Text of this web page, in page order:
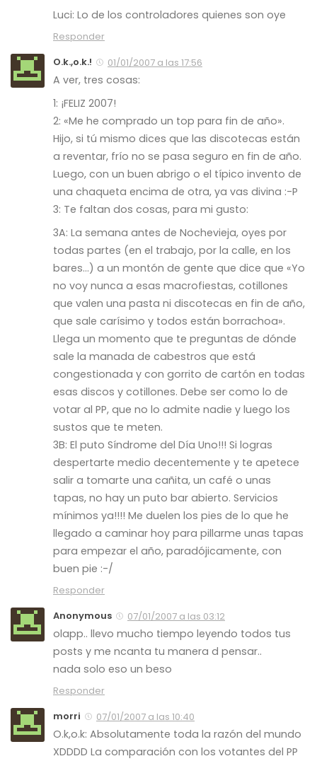
Luci: Lo de los controladores quienes son oye
Responder
O.k.,o.k.!
01/01/2007 a las 17:56
A ver, tres cosas:
1: ¡FELIZ 2007!
2: «Me he comprado un top para fin de año».
Hijo, si tú mismo dices que las discotecas están
a reventar, frío no se pasa seguro en fin de año.
Luego, con un buen abrigo o el típico invento de
una chaqueta encima de otra, ya vas divina :-P
3: Te faltan dos cosas, para mi gusto:
3A: La semana antes de Nochevieja, oyes por
todas partes (en el trabajo, por la calle, en los
bares…) a un montón de gente que dice que «Yo
no voy nunca a esas macrofiestas, cotillones
que valen una pasta ni discotecas en fin de año,
que sale carísimo y todos están borrachoa».
Llega un momento que te preguntas de dónde
sale la manada de cabestros que está
congestionada y con gorrito de cartón en todas
esas discos y cotillones. Debe ser como lo de
votar al PP, que no lo admite nadie y luego los
sustos que te meten.
3B: El puto Síndrome del Día Uno!!! Si logras
despertarte medio decentemente y te apetece
salir a tomarte una cañita, un café o unas
tapas, no hay un puto bar abierto. Servicios
mínimos ya!!!! Me duelen los pies de lo que he
llegado a caminar hoy para pillarme unas tapas
para empezar el año, paradójicamente, con
buen pie :-/
Responder
Anonymous
07/01/2007 a las 03:12
olapp.. llevo mucho tiempo leyendo todos tus
posts y me ncanta tu manera d pensar..
nada solo eso un beso
Responder
morri
07/01/2007 a las 10:40
O.k,o.k: Absolutamente toda la razón del mundo
XDDDD La comparación con los votantes del PP